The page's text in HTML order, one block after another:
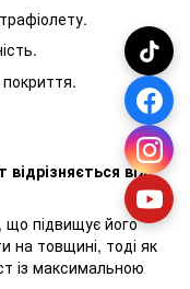
від
підвищує його
на товщині, тоді як
із максимальною